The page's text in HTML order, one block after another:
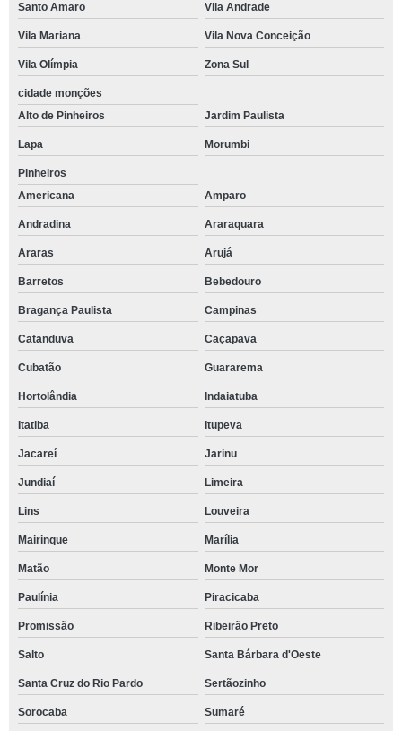
Santo Amaro Vila Andrade
Vila Mariana Vila Nova Conceição
Vila Olímpia Zona Sul
cidade monções
Alto de Pinheiros
Jardim Paulista
Lapa Morumbi
Pinheiros
Americana
Amparo
Andradina Araraquara
Araras Arujá
Barretos Bebedouro
Bragança Paulista Campinas
Catanduva Caçapava
Cubatão Guararema
Hortolândia Indaiatuba
Itatiba Itupeva
Jacareí Jarinu
Jundiaí Limeira
Lins Louveira
Mairinque Marília
Matão Monte Mor
Paulínia Piracicaba
Promissão Ribeirão Preto
Salto Santa Bárbara d'Oeste
Santa Cruz do Rio Pardo Sertãozinho
Sorocaba Sumaré